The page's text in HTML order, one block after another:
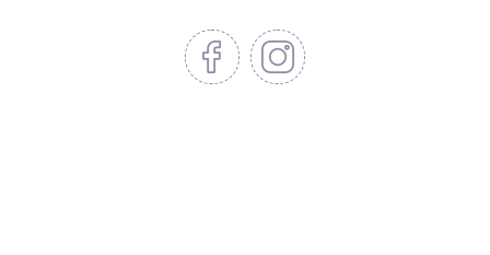
Partager sur Facebook
Partager sur Instagram